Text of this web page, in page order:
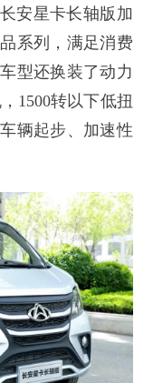
安星卡长轴版加
系列，满足消费
型还换装了动力
1500转以下低扭
辆起步、加速性